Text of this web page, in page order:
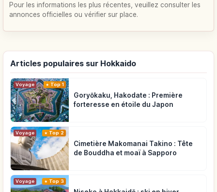
Pour les informations les plus récentes, veuillez consulter les
annonces officielles ou vérifier sur place.
Articles populaires sur Hokkaido
Voyage Top 1
Goryōkaku, Hakodate : Première
forteresse en étoile du Japon
Voyage Top 2
Cimetière Makomanai Takino : Tête
de Bouddha et moaï à Sapporo
Voyage Top 3